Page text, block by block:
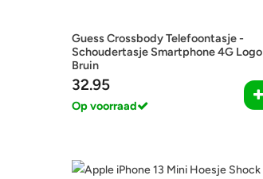
Guess Crossbody Telefoontasje -
Schoudertasje Smartphone 4G Logo
Bruin
32.95
Op voorraad